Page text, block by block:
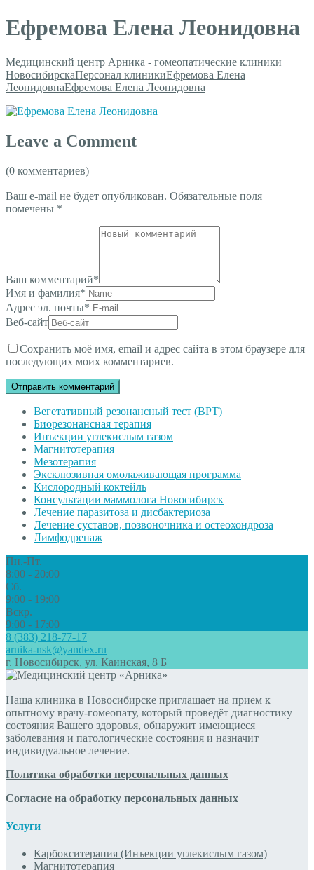
Ефремова Елена Леонидовна
Медицинский центр Арника - гомеопатические клиники
НовосибирскаПерсонал клиникиЕфремова Елена
ЛеонидовнаЕфремова Елена Леонидовна
Leave a Comment
(0 комментариев)
Ваш e-mail не будет опубликован. Обязательные поля
помечены *
Ваш комментарий*
Имя и фамилия*
Адрес эл. почты*
Веб-сайт
Сохранить моё имя, email и адрес сайта в этом браузере для
последующих моих комментариев.
Вегетативный резонансный тест (ВРТ)
Биорезонансная терапия
Инъекции углекислым газом
Магнитотерапия
Мезотерапия
Эксклюзивная омолаживающая программа
Кислородный коктейль
Консультации маммолога Новосибирск
Лечение паразитоза и дисбактериоза
Лечение суставов, позвоночника и остеохондроза
Лимфодренаж
Пн.-Пт.
8:00 - 20:00
Сб.
9:00 - 19:00
Вскр.
9:00 - 17:00
8 (383) 218-77-17
arnika-nsk@yandex.ru
г. Новосибирск, ул. Каинская, 8 Б
Наша клиника в Новосибирске приглашает на прием к
опытному врачу-гомеопату, который проведёт диагностику
состояния Вашего здоровья, обнаружит имеющиеся
заболевания и патологические состояния и назначит
индивидуальное лечение.
Политика обработки персональных данных
Согласие на обработку персональных данных
Услуги
Карбокситерапия (Инъекции углекислым газом)
Магнитотерапия